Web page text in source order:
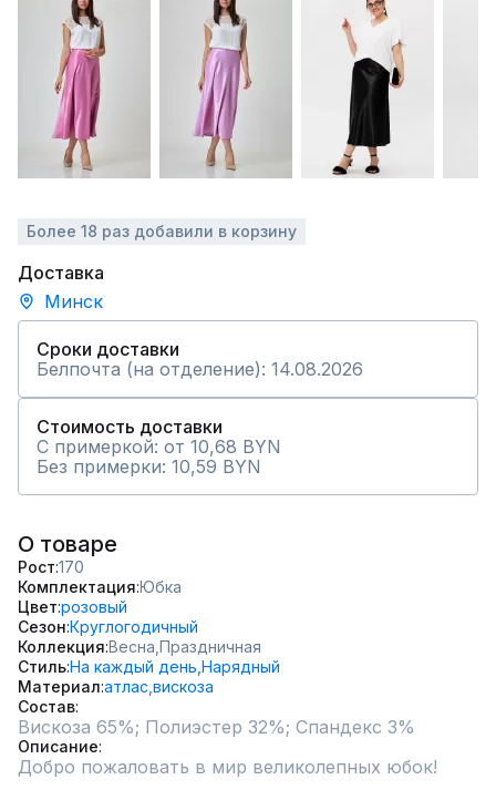
Более 18 раз добавили в корзину
Доставка
Минск
Сроки доставки
Белпочта (на отделение): 14.08.2026
Стоимость доставки
С примеркой: от 10,68 BYN
Без примерки: 10,59 BYN
О товаре
Рост 170
Комплектация Юбка
Цвет розовый
Сезон Круглогодичный
Коллекция Весна, Праздничная
СтильНа каждый день, Нарядный
Материал атлас, вискоза
Состав
Вискоза 65%; Полиэстер 32%; Спандекс 3%
Описание
Добро пожаловать в мир великолепных юбок!